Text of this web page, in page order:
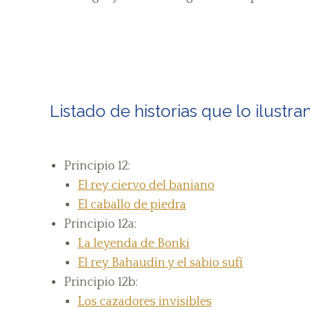
Listado de historias que lo
Principio 12:
El rey ciervo del baniano
El caballo de piedra
Principio 12a:
La leyenda de Bonki
El rey Bahaudín y el sabio sufí
Principio 12b:
Los cazadores invisibles